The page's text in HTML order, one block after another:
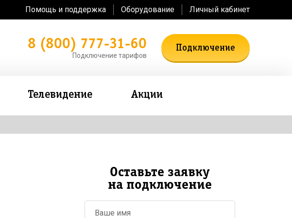
Помощь и поддержка Оборудование Личный кабинет
8 (800) 777-31-60
Подключение тарифов
Подключение
Телевидение Акции
Оставьте заявку
на подключение